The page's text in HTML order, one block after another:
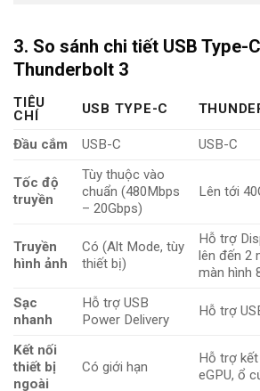
3. So sánh chi tiết USB Type-
Thunderbolt 3
TIÊU
CHÍ
USB TYPE-C
Đầu cắm USB-C USB-C
Tốc độ
truyền
Tùy thuộc vào
chuẩn (480Mbps
– 20Gbps)
Lên tới
Truyền
hình ảnh
Có (Alt Mode, tùy
thiết bị)
Hỗ trợ
lên đến 2
màn hình
Sạc
nhanh
Hỗ trợ USB
Power Delivery
Hỗ trợ
Kết nối
thiết bị
ngoài
Có giới hạn
Hỗ trợ
eGPU, ổ